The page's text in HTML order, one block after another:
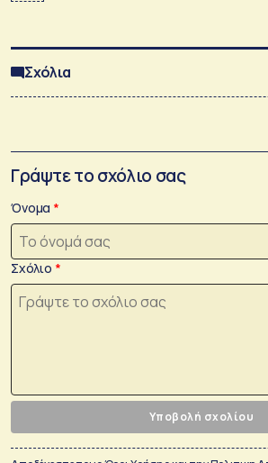
Σχόλια
Γράψτε το σχόλιο σας
Όνομα
Σχόλιο
Υποβολή σχολίου